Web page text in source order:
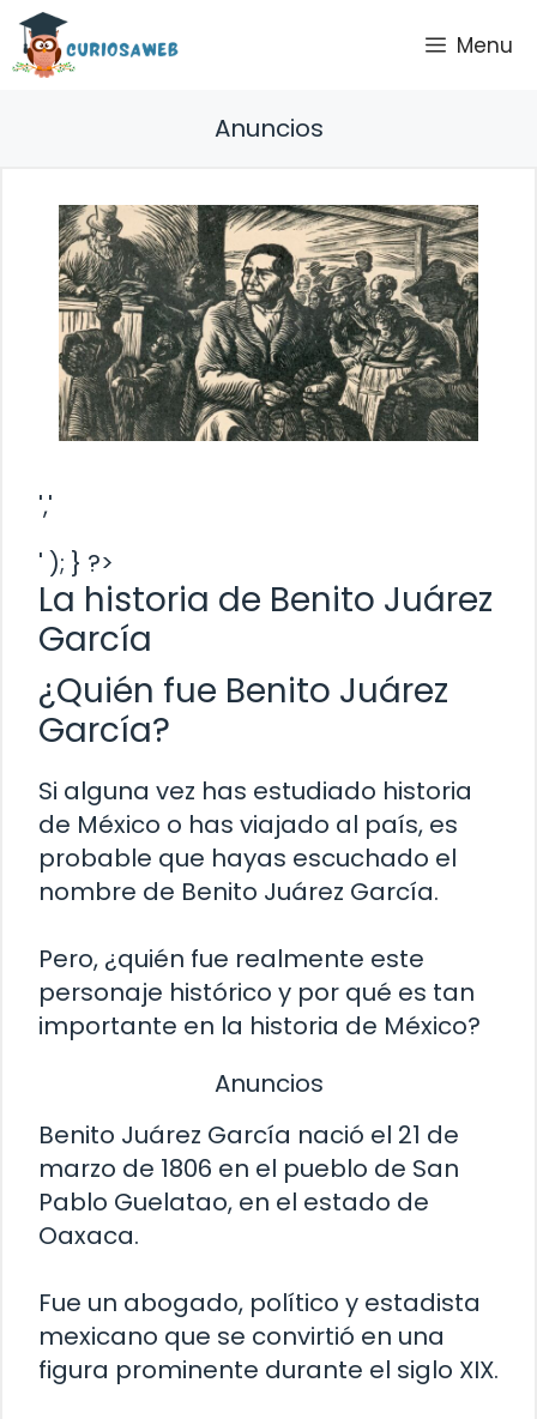
Saltar
contenido
Menu
Anuncios
','
' ); } ?>
La historia de Benito Juárez
García
¿Quién fue Benito Juárez
García?
Si alguna vez has estudiado historia
de México o has viajado al país, es
probable que hayas escuchado el
nombre de Benito Juárez García.
Pero, ¿quién fue realmente este
personaje histórico y por qué es tan
importante en la historia de México?
Anuncios
Benito Juárez García nació el 21 de
marzo de 1806 en el pueblo de San
Pablo Guelatao, en el estado de
Oaxaca.
Fue un abogado, político y estadista
mexicano que se convirtió en una
figura prominente durante el siglo XIX.